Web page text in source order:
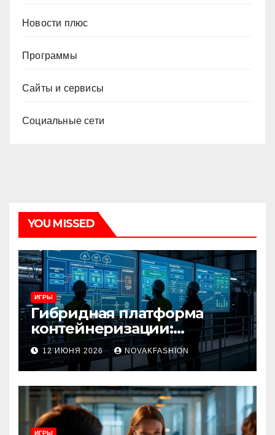
Новости плюс
Программы
Сайты и сервисы
Социальные сети
YOU MISSED
ИГРЫ
Гибридная платформа
контейнеризации:
архитектура, особенности
и сценарии использования
12 ИЮНЯ 2026 NOVAKFASHION
ИГРЫ